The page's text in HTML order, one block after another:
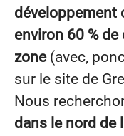
développement
environ 60 %
zone(avec,
sur le site de
Nous
dans le nord de